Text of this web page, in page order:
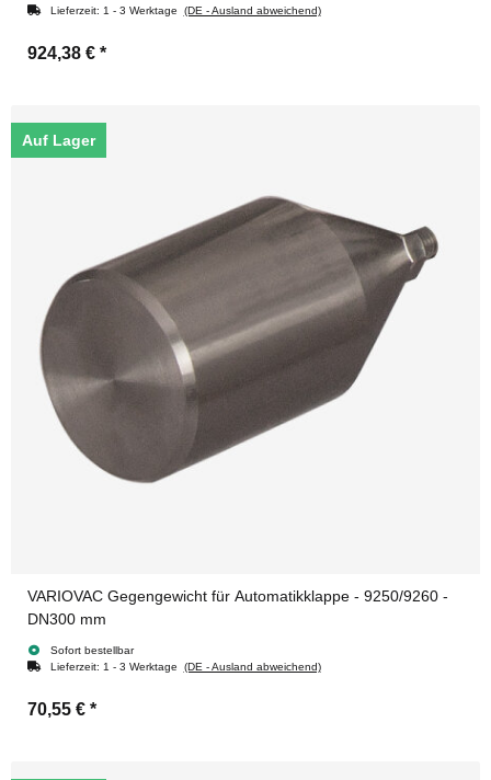
Lieferzeit: 1 - 3 Werktage (DE - Ausland abweichend)
924,38 € *
Auf Lager
VARIOVAC Gegengewicht für Automatikklappe - 9250/9260 -
DN300 mm
Sofort bestellbar
Lieferzeit: 1 - 3 Werktage (DE - Ausland abweichend)
70,55 € *